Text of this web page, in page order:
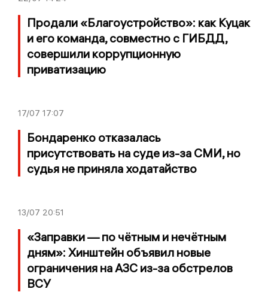
Продали «Благоустройство»: как Куцак
и его команда, совместно с ГИБДД,
совершили коррупционную
приватизацию
17/07 17:07
Бондаренко отказалась
присутствовать на суде из-за СМИ, но
судья не приняла ходатайство
13/07 20:51
«Заправки — по чётным и нечётным
дням»: Хинштейн объявил новые
ограничения на АЗС из-за обстрелов
ВСУ